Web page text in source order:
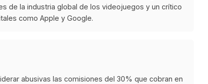
de la industria global de los videojuegos y un crítico
como Apple y Google.
abusivas las comisiones del 30% que cobran en